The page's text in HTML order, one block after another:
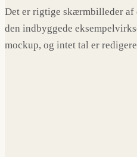
Det er rigtige skærmbilleder af
den indbyggede
mockup, og intet tal er